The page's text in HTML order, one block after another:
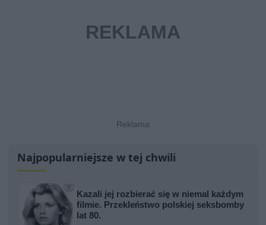
Najpopularniejsze w tej chwili
Kazali jej rozbierać się w niemal każdym
filmie. Przekleństwo polskiej seksbomby
lat 80.